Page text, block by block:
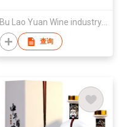
Bu Lao Yuan Wine industry Limited Liability Company
查询